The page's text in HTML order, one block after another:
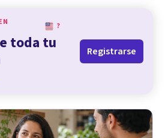
?
toda tu
Registrarse